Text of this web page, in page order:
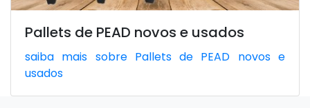
Pallets de PEAD novos e usados
saiba mais sobre Pallets de PEAD novos e
usados